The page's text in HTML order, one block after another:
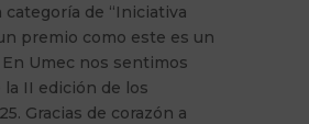
categoría de “Iniciativa
premio como este es un
Umec nos sentimos
II edición de los
Gracias de corazón a